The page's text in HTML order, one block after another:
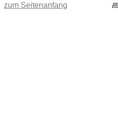
zum Seitenanfang